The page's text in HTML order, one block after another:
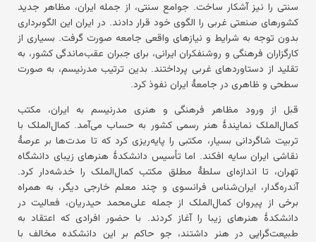
سنتی را نیز آشکار ساخت. جوامع سنتی، از جمله ایران، مظاهر جدید
کشورهای صنعتی غربی را الگوی خود قرار دادند. در ایران این الگوبرداری
بدون توجه به شرایط و نیازهای واقعی جامعه صورت گرفت. بسیاری از
کارگزاران فرهنگی و روشنفکران ایرانی، برای جبران عقب‌ماندگی کشور، به
تقلید از دستاوردهای غربی پرداختند. بدین ترتیب مدرنیسم، به صورت
سطحی و ظاهری در جامعهٔ ایران نفوذ کرد.
قبل از ورود مظاهر فرهنگی و هنری مدرنیسم به ایران، مکتب
کمال‌الملک نمایندهٔ هنر رسمی کشور به حساب می‌آمد. کمال‌الملک با
تربیت شاگردانی بسیار، مکتبی را پایه‌ریزی کرد که تا مدت‌ها بر عرصهٔ
نقاشی ایران سایه افکند. اما تأسیس دانشکدهٔ هنرهای زیبای دانشگاه
تهران، تا اندازه‌ای سلطهٔ مطلق مکتب کمال‌الملک را خدشه‌دار کرد.
آندره‌گدار، ایران‌شناس فرانسوی و چند معلم خارجی دیگر، به همراه
برخی از پیروان کمال‌الملک از جمله علی‌محمد حیدریان، فعالیت در
دانشکدهٔ هنرهای زیبا را آغاز کردند. با حضور افرادی که اعتقاد به
طبیعت‌گرایی در هنر داشتند، جو حاکم بر این دانشکده مخالف با